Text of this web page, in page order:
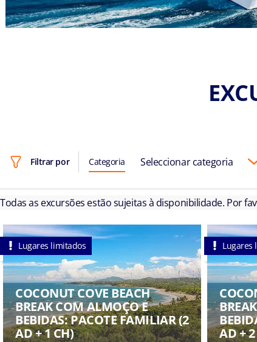
Filtrar por Categoria Seleccionar categoria
Todas as excursões estão sujeitas à disponibilidade. Por
Lugares limitados
COCONUT COVE BEACH
BREAK COM ALMOÇO E
BEBIDAS: PACOTE FAMILIAR (2
AD + 1 CH)
Lugares
AD +